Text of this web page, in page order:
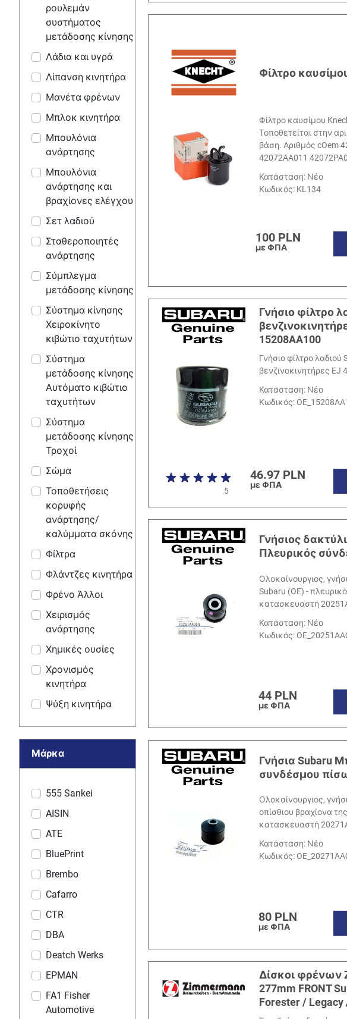
ρουλεμάν
συστήματος
μετάδοσης κίνησης
Λάδια και υγρά
Λίπανση κινητήρα
Μανέτα φρένων
Μπλοκ κινητήρα
Μπουλόνια
ανάρτησης
Μπουλόνια
ανάρτησης και
βραχίονες ελέγχου
Σετ λαδιού
Σταθεροποιητές
ανάρτησης
Σύμπλεγμα
μετάδοσης κίνησης
Σύστημα κίνησης
Χειροκίνητο
κιβώτιο ταχυτήτων
Σύστημα
μετάδοσης κίνησης
Αυτόματο κιβώτιο
ταχυτήτων
Σύστημα
μετάδοσης κίνησης
Τροχοί
Σώμα
Τοποθετήσεις
κορυφής
ανάρτησης/
καλύμματα σκόνης
Φίλτρα
Φλάντζες κινητήρα
Φρένο Άλλοι
Χειρισμός
ανάρτησης
Χημικές ουσίες
Χρονισμός
κινητήρα
Ψύξη κινητήρα
Μάρκα
555 Sankei
AISIN
ATE
BluePrint
Brembo
Cafarro
CTR
DBA
Deatch Werks
EPMAN
FA1 Fisher
Automotive
Φίλτρο
Φίλτρο καυσίμου
Τοποθετείται στην
βάση. Αριθμός cOem
42072AA011
Κατάσταση: Νέο
Κωδικός: KL134
100 PLN
με ΦΠΑ
Γνήσιο φίλτρο
15208AA100
Γνήσιο φίλτρο λαδιού
βενζινοκινητήρες EJ
Κατάσταση: Νέο
Κωδικός:
5
46.97 PLN
με ΦΠΑ
Γνήσιος
Πλευρικός
Ολοκαίνουργιος,
Subaru (OE) -
κατασκευαστή
Κατάσταση: Νέο
Κωδικός:
44 PLN
με ΦΠΑ
Γνήσια Subaru
συνδέσμου
Ολοκαίνουργιος,
οπίσθιου βραχίονα
κατασκευαστή
Κατάσταση: Νέο
Κωδικός:
80 PLN
με ΦΠΑ
Δίσκοι φρένων
277mm FRONT
Forester / Legacy